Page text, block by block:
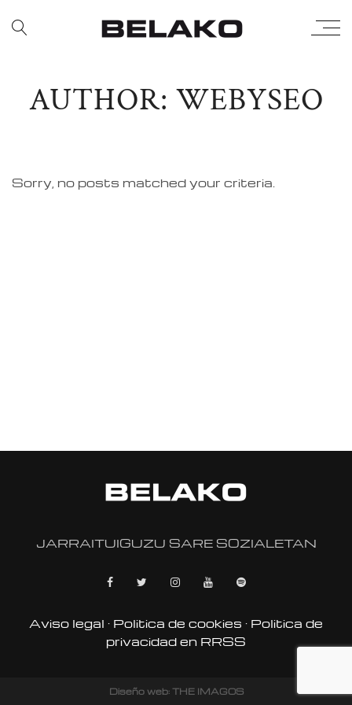
AUTHOR: WEBYSEO
Sorry, no posts matched your criteria.
JARRAITUIGUZU SARE SOZIALETAN
Aviso legal · Politica de cookies · Politica de
privacidad en RRSS
Diseño web: THE IMAGOS